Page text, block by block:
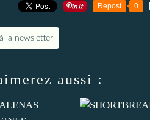
Repost 0
la newsletter
aussi :